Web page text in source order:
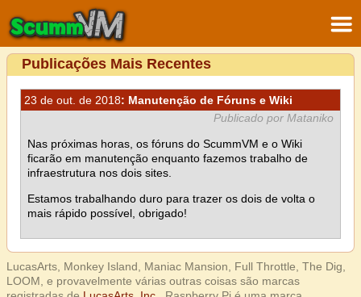
Publicações Mais Recentes
23 de out. de 2018: Manutenção de Fóruns e Wiki
Publicado por Mataniko
Nas próximas horas, os fóruns do ScummVM e o Wiki
ficarão em manutenção enquanto fazemos trabalho de
infraestrutura nos dois sites.
Estamos trabalhando duro para trazer os dois de volta o
mais rápido possível, obrigado!
LucasArts, Monkey Island, Maniac Mansion, Full Throttle, The Dig,
LOOM, e provavelmente várias outras coisas são marcas